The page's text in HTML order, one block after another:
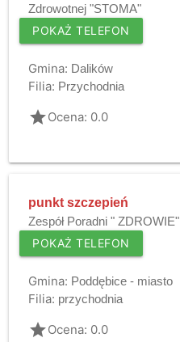
Zdrowotnej "STOMA"
POKAŻ TELEFON
Gmina: Dalików
Filia: Przychodnia
gradeOcena: 0.0
punkt szczepień
Zespół Poradni " ZDROWIE"
POKAŻ TELEFON
Gmina: Poddębice - miasto
Filia: przychodnia
gradeOcena: 0.0